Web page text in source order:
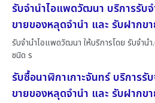
รับจำนำไอแพดวัฒนา บริการรับ
ขายของหลุดจำนำ และ รับฝากข
รับจำนำไอแพดวัฒนา ให้บริการโดย รับจํานํ
ชนิด ร
รับซื้อนาฬิกาเกาะจันทร์ บริการ
ขายของหลุดจำนำ และ รับฝากข